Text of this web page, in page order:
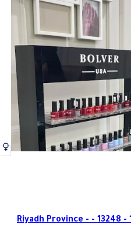
RPFX+H73، قرطبة، الرياض 13248 - 13248 - Riyadh Province -